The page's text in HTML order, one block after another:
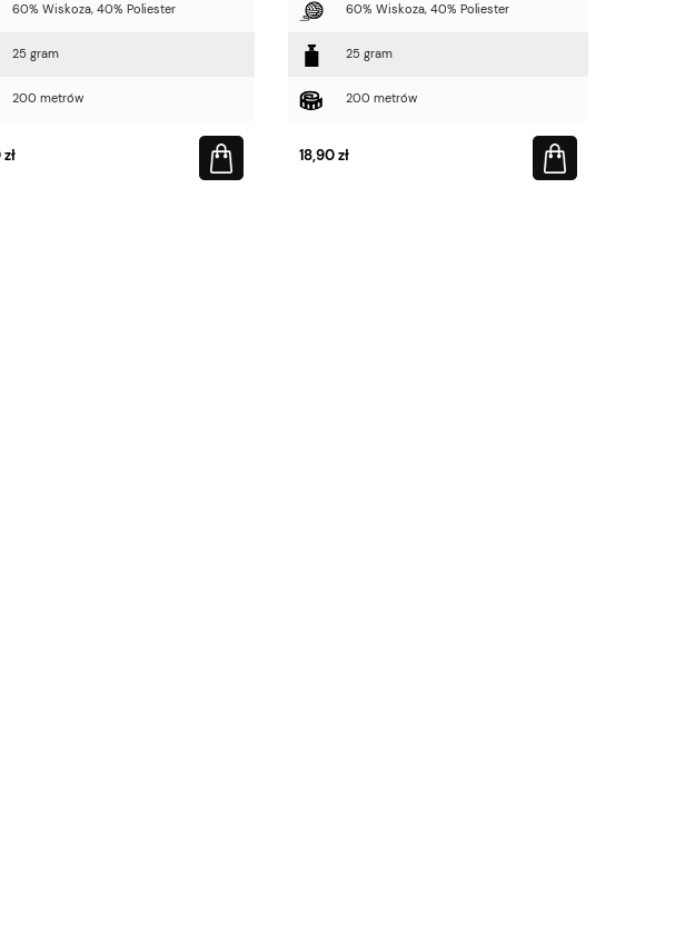
60% Wiskoza, 40% Poliester
25 gram
200 metrów
60% Wiskoza, 40% Poliester
25 gram
200 metrów
18,90 zł